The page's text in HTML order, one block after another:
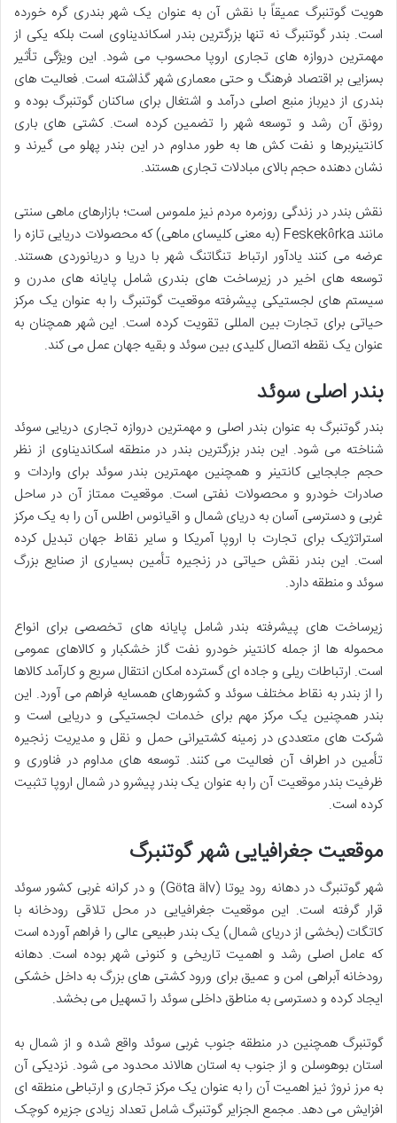
هویت گوتنبرگ عمیقاً با نقش آن به عنوان یک شهر بندری گره خورده
است. بندر گوتنبرگ نه تنها بزرگترین بندر اسکاندیناوی است بلکه یکی از
مهمترین دروازه های تجاری اروپا محسوب می شود. این ویژگی تأثیر
بسزایی بر اقتصاد فرهنگ و حتی معماری شهر گذاشته است. فعالیت های
بندری از دیرباز منبع اصلی درآمد و اشتغال برای ساکنان گوتنبرگ بوده و
رونق آن رشد و توسعه شهر را تضمین کرده است. کشتی های باری
کانتینربرها و نفت کش ها به طور مداوم در این بندر پهلو می گیرند و
نشان دهنده حجم بالای مبادلات تجاری هستند.
نقش بندر در زندگی روزمره مردم نیز ملموس است؛ بازارهای ماهی سنتی
مانند Feskekôrka (به معنی کلیسای ماهی) که محصولات دریایی تازه را
عرضه می کنند یادآور ارتباط تنگاتنگ شهر با دریا و دریانوردی هستند.
توسعه های اخیر در زیرساخت های بندری شامل پایانه های مدرن و
سیستم های لجستیکی پیشرفته موقعیت گوتنبرگ را به عنوان یک مرکز
حیاتی برای تجارت بین المللی تقویت کرده است. این شهر همچنان به
عنوان یک نقطه اتصال کلیدی بین سوئد و بقیه جهان عمل می کند.
بندر اصلی سوئد
بندر گوتنبرگ به عنوان بندر اصلی و مهمترین دروازه تجاری دریایی سوئد
شناخته می شود. این بندر بزرگترین بندر در منطقه اسکاندیناوی از نظر
حجم جابجایی کانتینر و همچنین مهمترین بندر سوئد برای واردات و
صادرات خودرو و محصولات نفتی است. موقعیت ممتاز آن در ساحل
غربی و دسترسی آسان به دریای شمال و اقیانوس اطلس آن را به یک مرکز
استراتژیک برای تجارت با اروپا آمریکا و سایر نقاط جهان تبدیل کرده
است. این بندر نقش حیاتی در زنجیره تأمین بسیاری از صنایع بزرگ
سوئد و منطقه دارد.
زیرساخت های پیشرفته بندر شامل پایانه های تخصصی برای انواع
محموله ها از جمله کانتینر خودرو نفت گاز خشکبار و کالاهای عمومی
است. ارتباطات ریلی و جاده ای گسترده امکان انتقال سریع و کارآمد کالاها
را از بندر به نقاط مختلف سوئد و کشورهای همسایه فراهم می آورد. این
بندر همچنین یک مرکز مهم برای خدمات لجستیکی و دریایی است و
شرکت های متعددی در زمینه کشتیرانی حمل و نقل و مدیریت زنجیره
تأمین در اطراف آن فعالیت می کنند. توسعه های مداوم در فناوری و
ظرفیت بندر موقعیت آن را به عنوان یک بندر پیشرو در شمال اروپا تثبیت
کرده است.
موقعیت جغرافیایی شهر گوتنبرگ
شهر گوتنبرگ در دهانه رود یوتا (Göta älv) و در کرانه غربی کشور سوئد
قرار گرفته است. این موقعیت جغرافیایی در محل تلاقی رودخانه با
کاتگات (بخشی از دریای شمال) یک بندر طبیعی عالی را فراهم آورده است
که عامل اصلی رشد و اهمیت تاریخی و کنونی شهر بوده است. دهانه
رودخانه آبراهی امن و عمیق برای ورود کشتی های بزرگ به داخل خشکی
ایجاد کرده و دسترسی به مناطق داخلی سوئد را تسهیل می بخشد.
گوتنبرگ همچنین در منطقه جنوب غربی سوئد واقع شده و از شمال به
استان بوهوسلن و از جنوب به استان هالاند محدود می شود. نزدیکی آن
به مرز نروژ نیز اهمیت آن را به عنوان یک مرکز تجاری و ارتباطی منطقه ای
افزایش می دهد. مجمع الجزایر گوتنبرگ شامل تعداد زیادی جزیره کوچک